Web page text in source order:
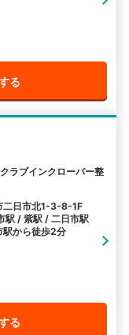
る
ラブインクローバー整
二日市北1-3-8-1F
駅 / 紫駅 / 二日市駅
駅から徒歩2分
る